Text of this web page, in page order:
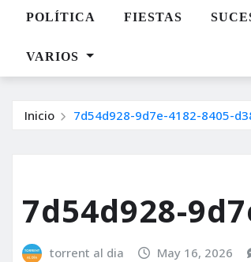
POLÍTICA FIESTAS
VARIOS
Inicio 7d54d928-9d7e-4182-8405-
7d54d928-
torrent al dia May 16, 2026